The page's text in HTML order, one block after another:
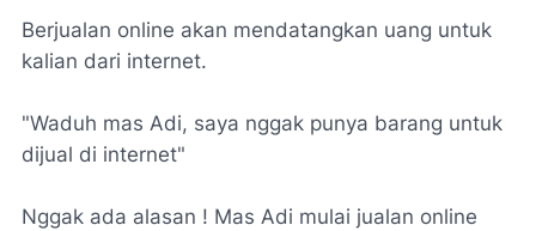
Berjualan online akan mendatangkan uang untuk
kalian dari internet.
"Waduh mas Adi, saya nggak punya barang untuk
dijual di internet"
Nggak ada alasan ! Mas Adi mulai jualan online